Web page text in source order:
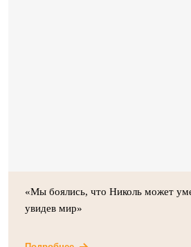
«Мы боялись, что Николь может
увидев мир»